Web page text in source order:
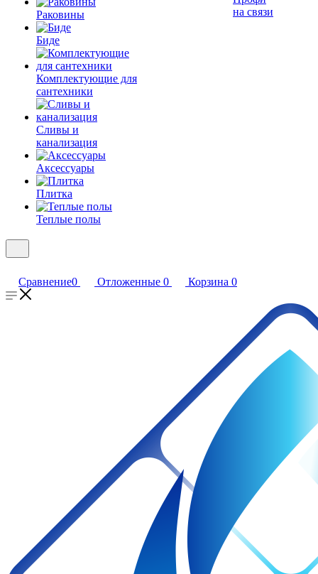
Раковины
Биде
Комплектующие для
сантехники
Сливы и
канализация
Аксессуары
Плитка
Теплые полы
на связи
Сравнение0 Отложенные 0 Корзина 0